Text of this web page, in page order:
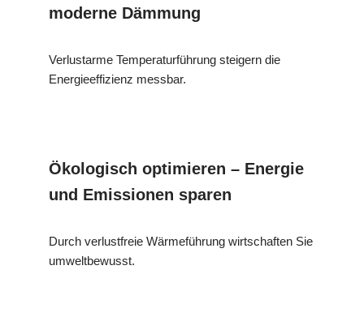
moderne Dämmung
Verlustarme Temperaturführung steigern die
Energieeffizienz messbar.
Ökologisch optimieren – Energie
und Emissionen sparen
Durch verlustfreie Wärmeführung wirtschaften Sie
umweltbewusst.